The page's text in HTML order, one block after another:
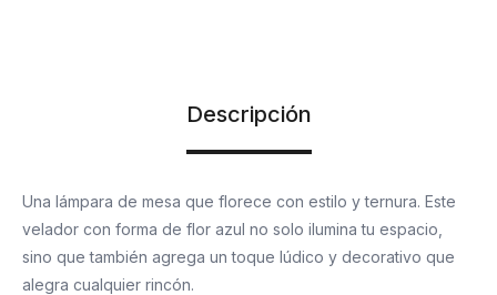
Descripción
Una lámpara de mesa que florece con estilo y ternura. Este
velador con forma de flor azul no solo ilumina tu espacio,
sino que también agrega un toque lúdico y decorativo que
alegra cualquier rincón.